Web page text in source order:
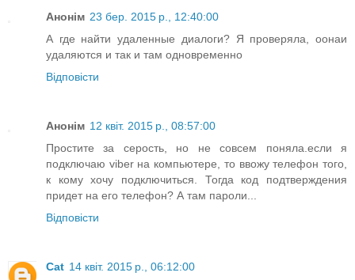
Анонім 23 бер. 2015 р., 12:40:00
А где найти удаленные диалоги? Я проверяла, оонаи
удаляются и так и там одновременно
Відповісти
Анонім 12 квіт. 2015 р., 08:57:00
Простите за серость, но не совсем поняла.если я
подключаю viber на компьютере, то ввожу телефон того,
к кому хочу подключиться. Тогда код подтверждения
придет на его телефон? А там пароли...
Відповісти
Cat 14 квіт. 2015 р., 06:12:00